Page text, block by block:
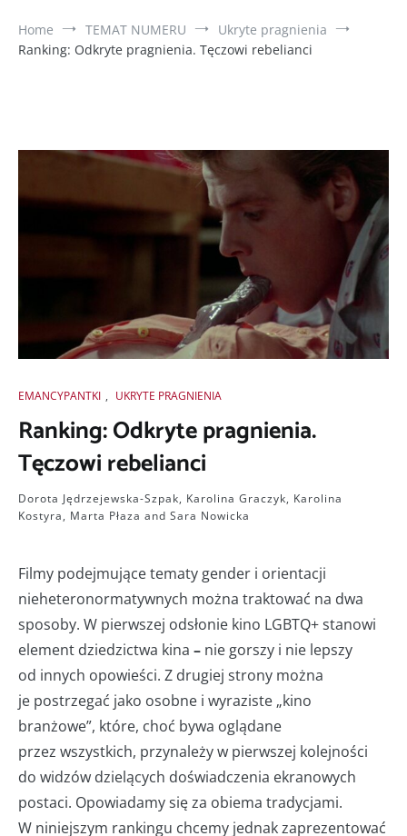
Home
TEMAT NUMERU
Ukryte pragnienia
Ranking: Odkryte pragnienia. Tęczowi rebelianci
EMANCYPANTKI , UKRYTE PRAGNIENIA
Ranking: Odkryte pragnienia.
Tęczowi rebelianci
Dorota Jędrzejewska-Szpak, Karolina Graczyk, Karolina
Kostyra, Marta Płaza and Sara Nowicka
Filmy podejmujące tematy gender i orientacji
nieheteronormatywnych można traktować na dwa
sposoby. W pierwszej odsłonie kino LGBTQ+ stanowi
element dziedzictwa kina – nie gorszy i nie lepszy
od innych opowieści. Z drugiej strony można
je postrzegać jako osobne i wyraziste „kino
branżowe”, które, choć bywa oglądane
przez wszystkich, przynależy w pierwszej kolejności
do widzów dzielących doświadczenia ekranowych
postaci. Opowiadamy się za obiema tradycjami.
W niniejszym rankingu chcemy jednak zaprezentować